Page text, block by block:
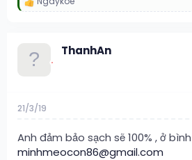
R
:
ThanhAn
21/3/19
Anh đảm bảo sạch sẽ 100% , ở
minhmeocon86@gmail.com